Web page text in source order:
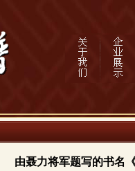
由聂力将军题写的书名